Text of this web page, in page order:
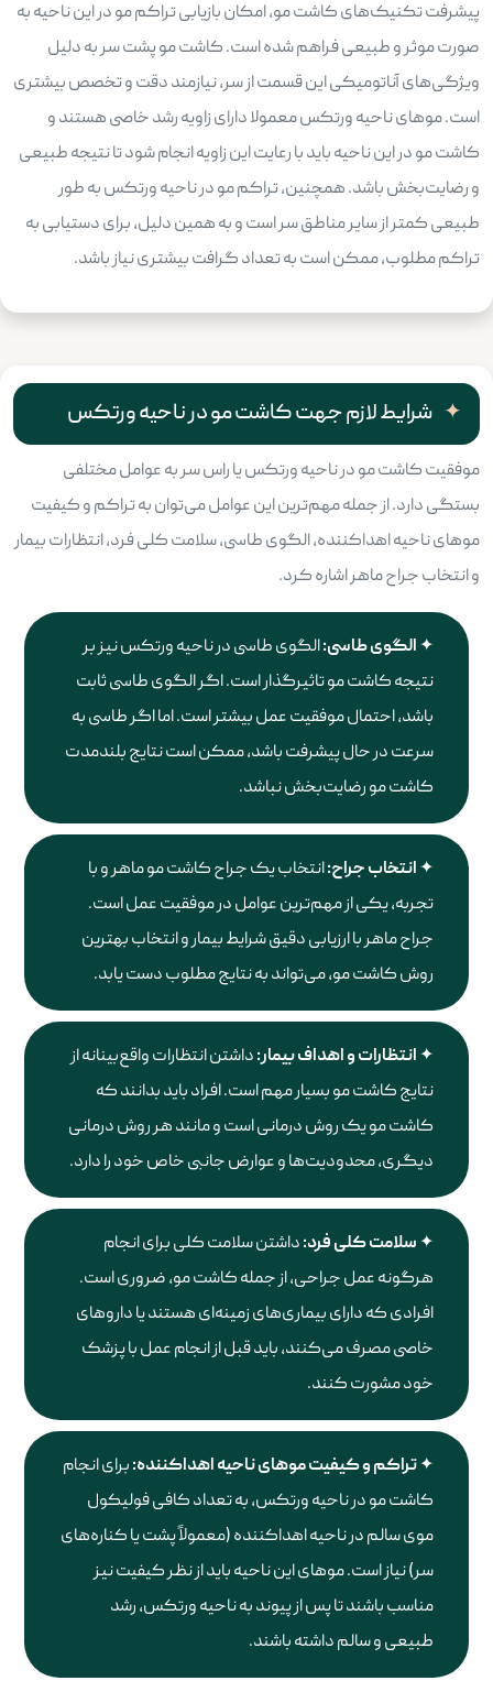
پیشرفت تکنیک‌های کاشت مو، امکان بازیابی تراکم مو در این ناحیه به
صورت موثر و طبیعی فراهم شده است. کاشت مو پشت سر به دلیل
ویژگی‌های آناتومیکی این قسمت از سر، نیازمند دقت و تخصص بیشتری
است. موهای ناحیه ورتکس معمولا دارای زاویه رشد خاصی هستند و
کاشت مو در این ناحیه باید با رعایت این زاویه انجام شود تا نتیجه طبیعی
و رضایت‌بخش باشد. همچنین، تراکم مو در ناحیه ورتکس به طور
طبیعی کمتر از سایر مناطق سر است و به همین دلیل، برای دستیابی به
تراکم مطلوب، ممکن است به تعداد گرافت بیشتری نیاز باشد.
شرایط لازم جهت کاشت مو در ناحیه ورتکس
موفقیت کاشت مو در ناحیه ورتکس یا راس سر به عوامل مختلفی
بستگی دارد. از جمله مهم‌ترین این عوامل می‌توان به تراکم و کیفیت
موهای ناحیه اهداکننده، الگوی طاسی، سلامت کلی فرد، انتظارات بیمار
و انتخاب جراح ماهر اشاره کرد.
الگوی طاسی:الگوی طاسی در ناحیه ورتکس نیز بر
نتیجه کاشت مو تاثیرگذار است. اگر الگوی طاسی ثابت
باشد، احتمال موفقیت عمل بیشتر است. اما اگر طاسی به
سرعت در حال پیشرفت باشد، ممکن است نتایج بلندمدت
کاشت مو رضایت‌بخش نباشد.
انتخاب جراح:انتخاب یک جراح کاشت مو ماهر و با
تجربه، یکی از مهم‌ترین عوامل در موفقیت عمل است.
جراح ماهر با ارزیابی دقیق شرایط بیمار و انتخاب بهترین
روش کاشت مو، می‌تواند به نتایج مطلوب دست یابد.
انتظارات و اهداف بیمار:داشتن انتظارات واقع‌بینانه از
نتایج کاشت مو بسیار مهم است. افراد باید بدانند که
کاشت مو یک روش درمانی است و مانند هر روش درمانی
دیگری، محدودیت‌ها و عوارض جانبی خاص خود را دارد.
سلامت کلی فرد:داشتن سلامت کلی برای انجام
هرگونه عمل جراحی، از جمله کاشت مو، ضروری است.
افرادی که دارای بیماری‌های زمینه‌ای هستند یا داروهای
خاصی مصرف می‌کنند، باید قبل از انجام عمل با پزشک
خود مشورت کنند.
تراکم و کیفیت موهای ناحیه اهداکننده:برای انجام
کاشت مو در ناحیه ورتکس، به تعداد کافی فولیکول
موی سالم در ناحیه اهداکننده (معمولاً پشت یا کناره‌های
سر) نیاز است. موهای این ناحیه باید از نظر کیفیت نیز
مناسب باشند تا پس از پیوند به ناحیه ورتکس، رشد
طبیعی و سالم داشته باشند.